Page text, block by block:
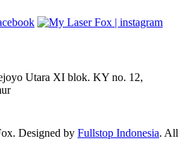
Utara XI blok. KY no. 12,
Designed by Fullstop Indonesia. All